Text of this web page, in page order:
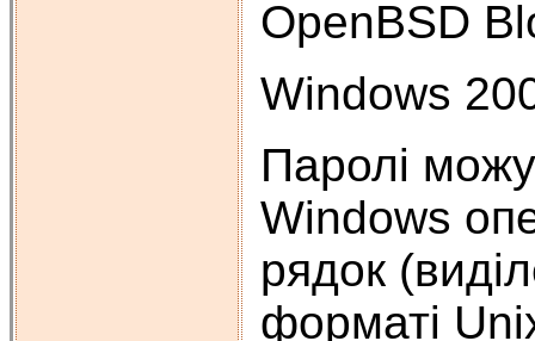
OpenBSD
Windows
Паролі
Windows
рядок
форматі